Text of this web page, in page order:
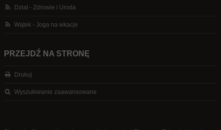
Dział - Zdrowie i Uroda
Wątek - Joga na wkacje
PRZEJDŹ NA STRONĘ
Drukuj
Wyszukiwanie zaawansowane